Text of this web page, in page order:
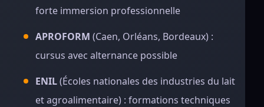
forte immersion professionnelle
APROFORM (Caen, Orléans, Bordeaux) :
cursus avec alternance possible
ENIL(Écoles nationales des industries du lait
et agroalimentaire) : formations techniques